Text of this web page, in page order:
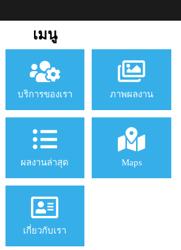
เมนู
บริการของเรา ภาพผลงาน
ผลงานล่าสุด Maps
เกี่ยวกับเรา